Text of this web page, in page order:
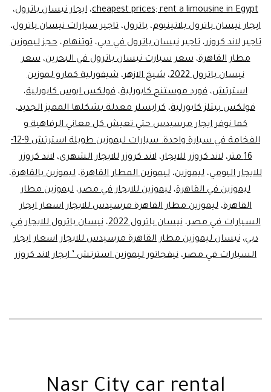
cheapest prices; rent a limousine in Egypt، ايجار نيسان باترول،
ايجار نيسان باترول بلاتينيوم، باترول، تاجير سيارات نيسان باترول،
تاجير لاند كروزر،تاجير نيسان باترول في دبي،توتنهام،حجز ليموزين
مطار القاهرة،سعر سيارت نيسان باترول في البحرين،سعر
نيسان باترول 2022
،شيخ الازهر،شيفورلية كمارو لموزين
استرتش، فورد موستنج كابورلية، فولكس ايوس كابورلية،
فولكس بيتلز كابورلية، كرايسلر معدلة بشكلها المميز الجديد،
كما نوفر ايجار مرسيدس حتي تعيش كل معاني الرفاهية و
الفخامة في سيارة واحدة. سيارات ليموزين طويلة استرتش 9-12-
16 متر
،لاند كروزر للايجار،لاند كروزر للايجار الشهرى،لاند كروزر
للايجار اليومي، ليموزين، ليموزين المطار القاهرة، ليموزين بالقاهرة،
ليموزين في القاهرة، ليموزين للايجار في مصر، ليموزين مطار
القاهرة، ليموزين مطار القاهرة مرسيدس للايجار اسعار ايجار
السيارات في مصر،نيسان باترول 2022 ،نيسان باترول للايجار في
دبي،نيسان ليموزين مطار القاهرة مرسيدس للايجار اسعار ايجار
السيارات في مصر، نيفجاتور ليموزين استرتش ’ ايجار لاند كروزر